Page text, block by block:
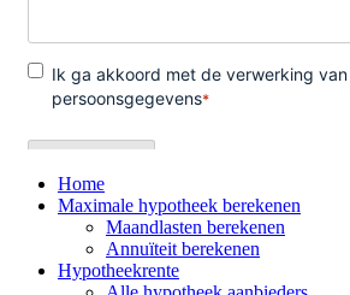
Home
Maximale hypotheek berekenen
Maandlasten berekenen
Annuïteit berekenen
Hypotheekrente